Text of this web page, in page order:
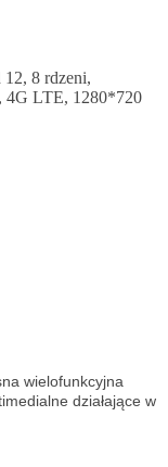
8 rdzeni,
4G LTE, 1280*720
wielofunkcyjna
działające w